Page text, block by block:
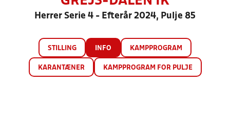
Herrer Serie 4 - Efterår 2024, Pulje 85
STILLING INFO KAMPPROGRAM
KARANTÆNER KAMPPROGRAM FOR PULJE